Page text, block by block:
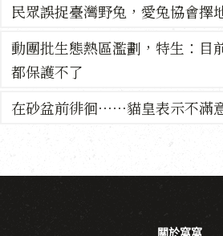
民眾誤捉臺灣野兔，愛兔協會擇
動團批生態熱區濫劃，特生：目
都保護不了
在砂盆前徘徊⋯⋯貓皇表示不滿
關於窩窩